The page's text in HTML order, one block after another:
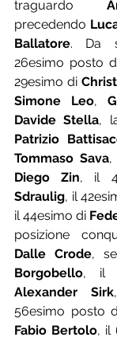
traguardo
precedendo
Ballatore. Da
26esimo posto
29esimo di
Simone Leo,
Davide Stella
Patrizio
Tommaso Sava
Diego Zin, il
Sdraulig, il
il 44esimo di
posizione
Dalle Crode,
Borgobello
Alexander Sirk
56esimo posto
Fabio Bertolo, il